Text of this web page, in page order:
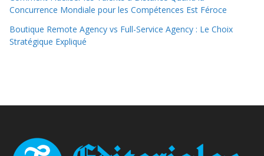
Concurrence Mondiale pour les Compétences Est Féroce
Boutique Remote Agency vs Full-Service Agency : Le Choix
Stratégique Expliqué